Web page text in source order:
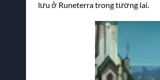
lưu ở Runeterra trong tương lai.